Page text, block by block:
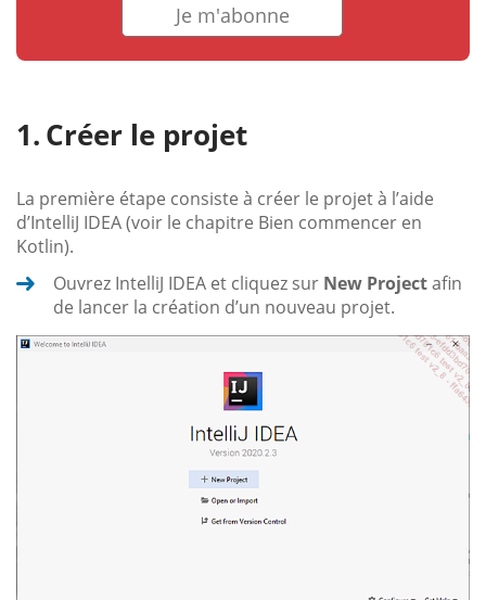
Je m'abonne
Créer le projet
La première étape consiste à créer le projet à l’aide
d’IntelliJ IDEA (voir le chapitre Bien commencer en
Kotlin).
Ouvrez IntelliJ IDEA et cliquez sur New Projectafin
de lancer la création d’un nouveau projet.